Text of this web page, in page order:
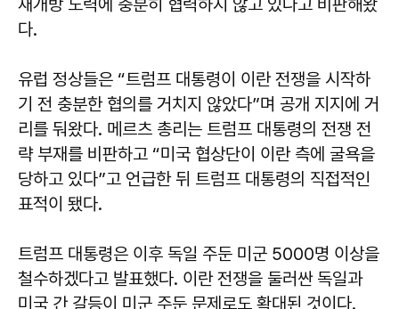
다.
유럽 정상들은 “트럼프 대통령이 이란 전쟁을 시작하
기 전 충분한 협의를 거치지 않았다”며 공개 지지에 거
리를 둬왔다. 메르츠 총리는 트럼프 대통령의 전쟁 전
략 부재를 비판하고 “미국 협상단이 이란 측에 굴욕을
당하고 있다”고 언급한 뒤 트럼프 대통령의 직접적인
표적이 됐다.
트럼프 대통령은 이후 독일 주둔 미군 5000명 이상을
철수하겠다고 발표했다. 이란 전쟁을 둘러싼 독일과
미국 간 갈등이 미군 주둔 문제로도 확대된 것이다.